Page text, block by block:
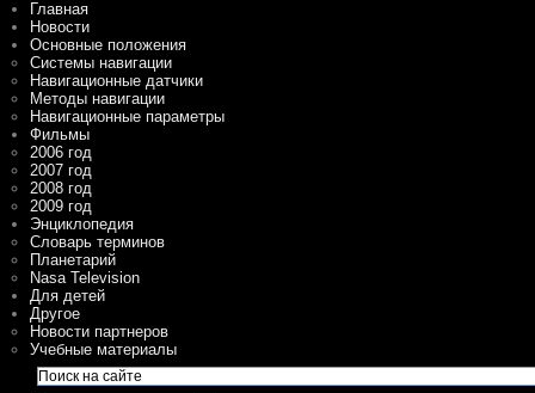
Главная
Новости
Основные положения
Системы навигации
Навигационные датчики
Методы навигации
Навигационные параметры
Фильмы
2006 год
2007 год
2008 год
2009 год
Энциклопедия
Словарь терминов
Планетарий
Nasa Television
Для детей
Другое
Новости партнеров
Учебные материалы